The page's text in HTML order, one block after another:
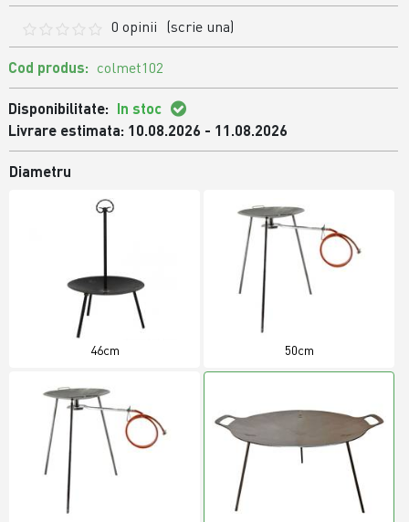
0 opinii (scrie una)
Cod produs: colmet102
Disponibilitate: In stoc
Livrare estimata: 10.08.2026 - 11.08.2026
Diametru
46cm 50cm